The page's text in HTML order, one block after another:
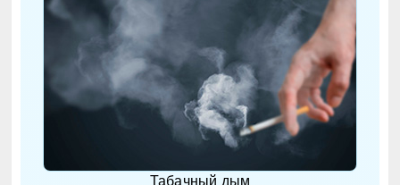
Табачный дым